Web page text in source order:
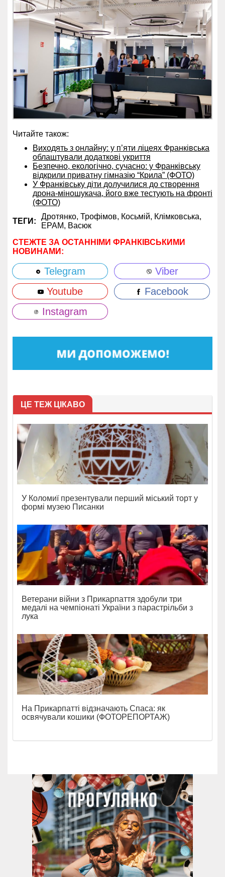
Читайте також:
Виходять з онлайну: у п’яти ліцеях Франківська
облаштували додаткові укриття
Безпечно, екологічно, сучасно: у Франківську
відкрили приватну гімназію “Крила” (ФОТО)
У Франківську діти долучилися до створення
дрона-міношукача, його вже тестують на фронті
(ФОТО)
ТЕГИ:
Дротянко, Трофімов, Косьмій, Клімковська,
EPAM, Васюк
СТЕЖТЕ ЗА ОСТАННІМИ ФРАНКІВСЬКИМИ
НОВИНАМИ:
Telegram
Viber
Youtube
Facebook
Instagram
ЦЕ ТЕЖ ЦІКАВО
У Коломиї презентували перший міський торт у
формі музею Писанки
Ветерани війни з Прикарпаття здобули три
медалі на чемпіонаті України з парастрільби з
лука
На Прикарпатті відзначають Спаса: як
освячували кошики (ФОТОРЕПОРТАЖ)